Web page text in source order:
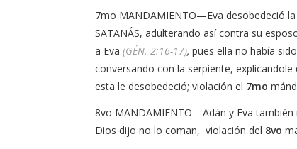
7mo MANDAMIENTO—Eva desobedeció
SATANÁS, adulterando así contra su
a Eva(GÉN. 2:16-17),pues ella no había
conversando con la serpiente,
esta le desobedeció; violación el 7mo
8vo MANDAMIENTO—Adán y Eva
Dios dijo no lo coman, violación del 8vo